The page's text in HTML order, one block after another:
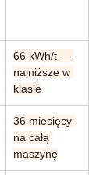
66 kWh/t —
najniższe w
klasie
36 miesięcy
na całą
maszynę